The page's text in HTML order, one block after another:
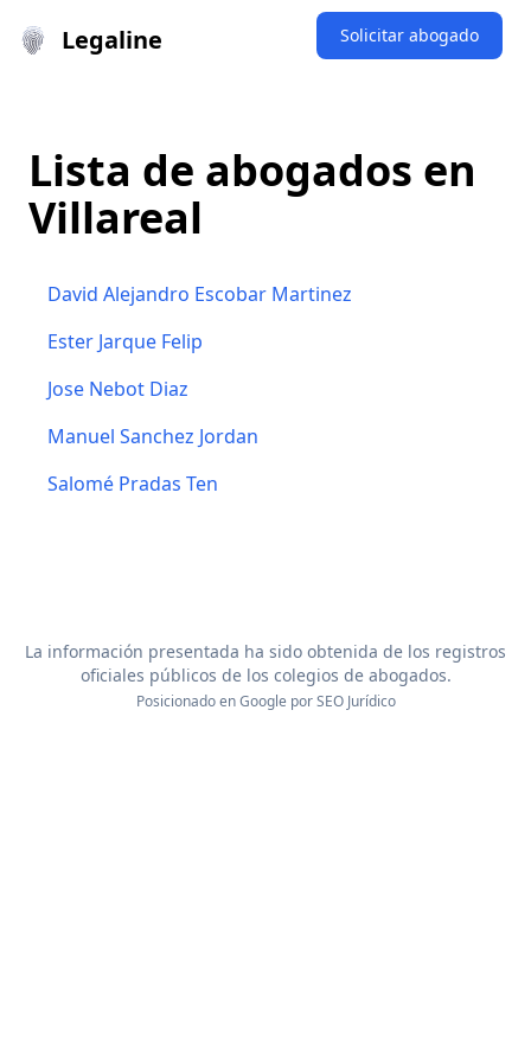
Legaline Solicitar abogado
Lista de abogados en
Villareal
David Alejandro Escobar Martinez
Ester Jarque Felip
Jose Nebot Diaz
Manuel Sanchez Jordan
Salomé Pradas Ten
La información presentada ha sido obtenida de los registros
oficiales públicos de los colegios de abogados.
Posicionado en Google porSEO Jurídico